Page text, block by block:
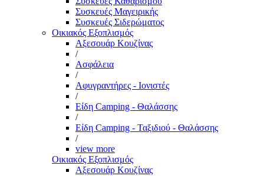
Συσκευές Μαγειρικής
Συσκευές Σιδερώματος
Οικιακός Εξοπλισμός
Αξεσουάρ Κουζίνας
/
Ασφάλεια
/
Αφυγραντήρες - Ιονιστές
/
Είδη Camping - Θαλάσσης
/
Είδη Camping - Ταξιδιού - Θαλάσσης
/
view more
Οικιακός Εξοπλισμός
Αξεσουάρ Κουζίνας